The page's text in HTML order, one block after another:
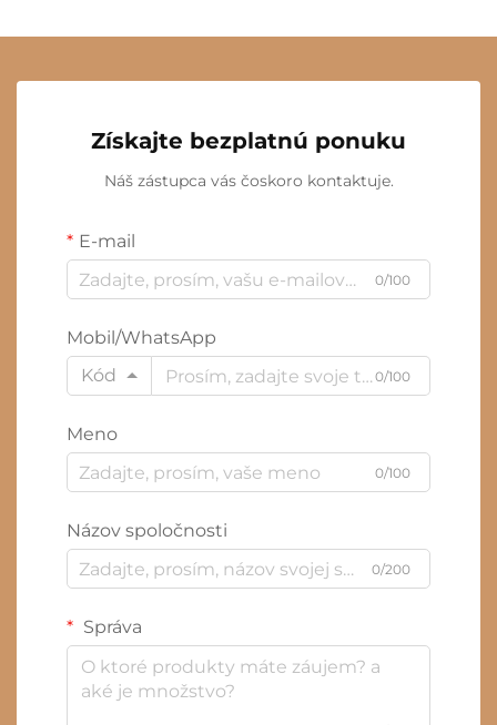
Získajte bezplatnú ponuku
Náš zástupca vás čoskoro kontaktuje.
E-mail
0/100
Mobil/WhatsApp
Kód
0/100
Meno
0/100
Názov spoločnosti
0/200
Správa